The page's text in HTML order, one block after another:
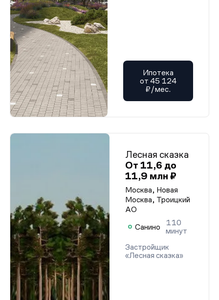
Ипотека
от 45 124
₽/мес.
Лесная сказка
От 11,6 до
11,9 млн ₽
Москва, Новая
Москва, Троицкий
АО
Санино
110
минут
Застройщик
«Лесная сказка»